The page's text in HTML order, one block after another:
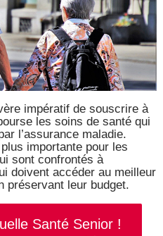
impératif de souscrire à
les soins de santé qui
l’assurance maladie.
importante pour les
sont confrontés à
doivent accéder au meilleur
préservant leur budget.
Santé Senior !